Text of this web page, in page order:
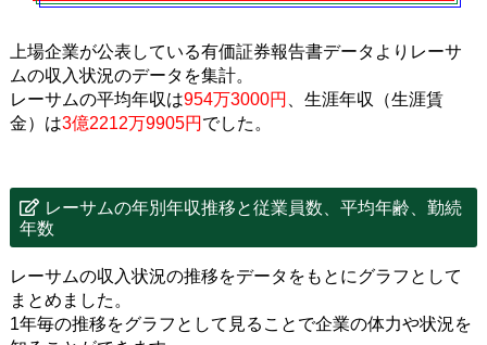
上場企業が公表している有価証券報告書データよりレーサ
ムの収入状況のデータを集計。
レーサムの平均年収は954万3000円
、生涯年収（生涯賃
金）は3億2212万9905円 でした。
レーサムの年別年収推移と従業員数、平均年齢、勤続
年数
レーサムの収入状況の推移をデータをもとにグラフとして
まとめました。
1年毎の推移をグラフとして見ることで企業の体力や状況を